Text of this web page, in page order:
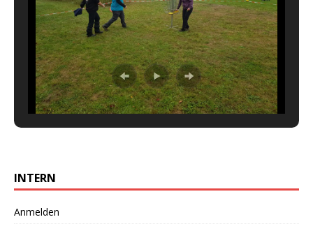
INTERN
Anmelden